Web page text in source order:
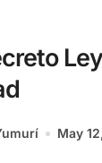
May